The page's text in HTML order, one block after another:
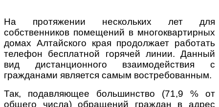
На протяжении нескольких лет для
собственников помещений в многоквартирных
домах Алтайского края продолжает работать
телефон бесплатной горячей линии. Данный
вид дистанционного взаимодействия с
гражданами является самым востребованным.
Так, подавляющее большинство (71,9 % от
общего числа) обращений граждан в адрес